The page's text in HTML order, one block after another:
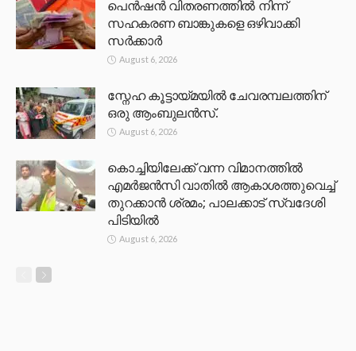
പെൻഷൻ വിതരണത്തിൽ നിന്ന്
സഹകരണ ബാങ്കുകളെ ഒഴിവാക്കി
സർക്കാർ
August 6, 2026
സ്നേഹ കൂട്ടായ്മയിൽ ചേവരമ്പലത്തിന്
ഒരു ആംബുലൻസ്.
August 6, 2026
കൊച്ചിയിലേക്ക് വന്ന വിമാനത്തിൽ
എമർജൻസി വാതിൽ ആകാശത്തുവെച്ച്
തുറക്കാൻ ശ്രമം; പാലക്കാട് സ്വദേശി
പിടിയിൽ
August 6, 2026